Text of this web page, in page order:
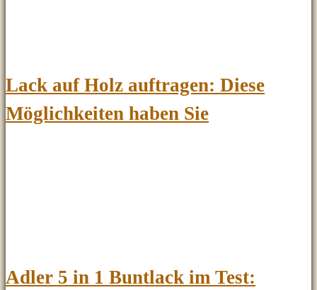
Lack auf Holz auftragen: Diese
Möglichkeiten haben Sie
Adler 5 in 1 Buntlack im Test: